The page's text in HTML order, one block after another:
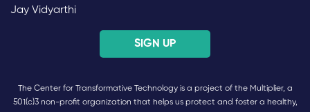
Jay Vidyarthi
SIGN UP
The Center for Transformative Technology is a project of the Multiplier, a
501(c)3 non-profit organization that helps us protect and foster a healthy,